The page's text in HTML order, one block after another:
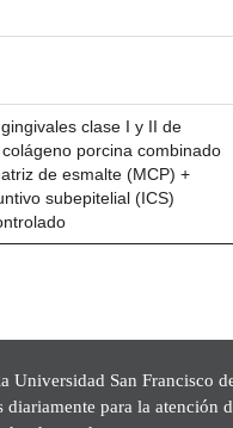
clase I y II de
porcina combinado
de esmalte (MCP) +
subepitelial (ICS)
Universidad San Francisco
diariamente para la atención